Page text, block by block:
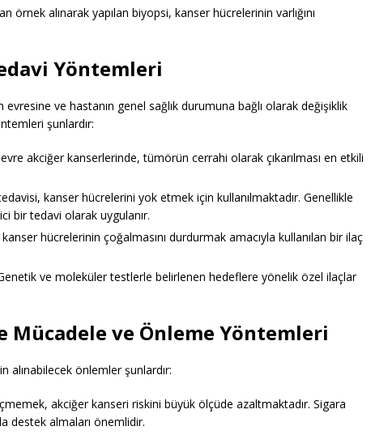
örnek alınarak yapılan biyopsi, kanser hücrelerinin varlığını
Yöntemleri
evresine ve hastanın genel sağlık durumuna bağlı olarak değişiklik
şunlardır:
akciğer kanserlerinde, tümörün cerrahi olarak çıkarılması en etkili
kanser hücrelerini yok etmek için kullanılmaktadır. Genellikle
bir tedavi olarak uygulanır.
hücrelerinin çoğalmasını durdurmak amacıyla kullanılan bir ilaç
ve moleküler testlerle belirlenen hedeflere yönelik özel ilaçlar
Mücadele ve Önleme Yöntemleri
alınabilecek önlemler şunlardır:
akciğer kanseri riskini büyük ölçüde azaltmaktadır. Sigara
destek almaları önemlidir.